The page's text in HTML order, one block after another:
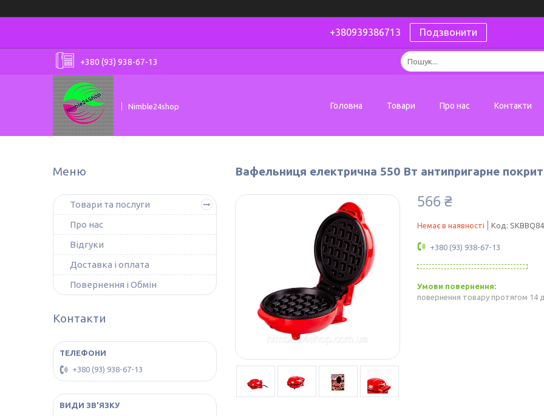
+380939386713 Подзвонити
+380 (93) 938-67-13
Nimble24shop Головна Товари Про нас Контакти
Вафельниця електрична 550 Вт антипригарне
566 ₴
Немає в наявності Код:
+380 (93) 938-67-13
повернення товару протягом 14
Товари та послуги
Про нас
Відгуки
Доставка і оплата
Повернення і Обмін
Контакти
+380 (93) 938-67-13